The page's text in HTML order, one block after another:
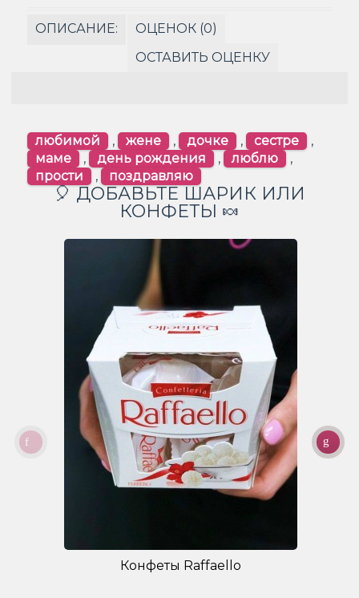
ОПИСАНИЕ:
ОЦЕНОК (0)
ОСТАВИТЬ ОЦЕНКУ
любимой , жене , дочке , сестре
,
маме
, день рождения , люблю
,
прости
, поздравляю
🎈 ДОБАВЬТЕ ШАРИК ИЛИ
КОНФЕТЫ 🍬
Конфеты Raffaello